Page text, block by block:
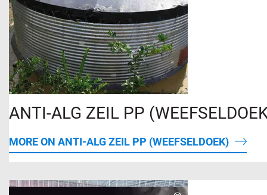
Contact
Vacatures
Dealer portal
ANTI-ALG ZEIL PP
MORE ON ANTI-ALG ZEIL PP (WEEFSELDOEK)